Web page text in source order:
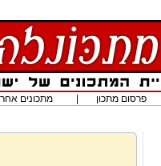
פרסום מתכון מתכונים